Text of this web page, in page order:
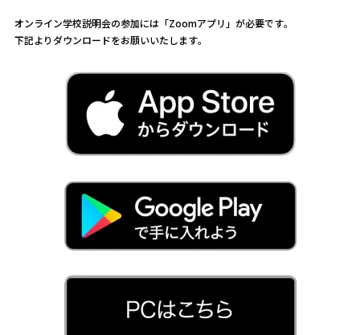
オンライン学校説明会の参加には「Zoomアプリ」が必要です。
下記よりダウンロードをお願いいたします。